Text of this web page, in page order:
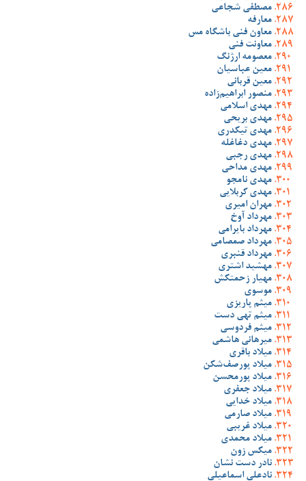
مصطفی شجاعی
معارفه
معاون فنی باشگاه مس
معاونت فنی
معصومه ارژنگ
معین عباسیان
معین قربانی
منصور ابراهیم‌زاده
مهدی اسلامی
مهدی بریحی
مهدی تیکدری
مهدی دغاغله
مهدی رجبی
مهدی مداحی
مهدی نامجو
مهدی کربلایی
مهران امیری
مهرداد آوخ
مهرداد بایرامی
مهرداد صمصامی
مهرداد قنبری
مهشید اشتری
مهیار زحمتکش
موسوی
میثم پاریزی
میثم تهی دست
میثم فردوسی
میرهانی هاشمی
میلاد باقری
میلاد پورصف‌شکن
میلاد پورمحسن
میلاد جعفری
میلاد خدایی
میلاد صارمی
میلاد غریبی
میلاد محمدی
میکس زون
نادر دست نشان
نادعلی اسماعیلی